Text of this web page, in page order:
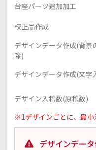
台座パーツ追加加工
校正品作成
デザインデータ作成(背景
除)
デザインデータ作成(文字
デザイン入稿数(原稿数)
※1デザインごとに、最
デザインデー